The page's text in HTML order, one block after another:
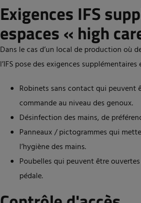
Exigences IFS
espaces « high
Dans le cas d’un local de production où
l’IFS pose des exigences
Robinets sans contact qui
commande au niveau des genoux.
Désinfection des mains, de
Panneaux / pictogrammes qui
l’hygiène des mains.
Poubelles qui peuvent être
pédale.